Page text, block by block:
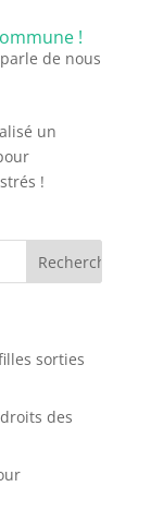
!
de nous
un
!
sorties
des